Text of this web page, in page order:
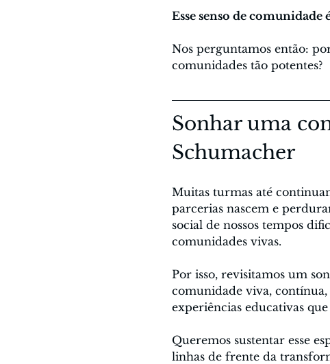
Esse senso de
Nos perguntamos então:
comunidades tão potentes?
Sonhar uma
Schumacher
Muitas turmas até
parcerias nascem e
social de nossos tempos
comunidades vivas.
Por isso, revisitamos um
comunidade viva, contínua,
experiências educativas
Queremos sustentar esse
linhas de frente da